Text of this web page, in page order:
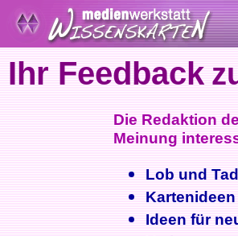
Ihr Feedback
Die Redaktion
Meinung
Lob und
Kartenideen
Ideen für